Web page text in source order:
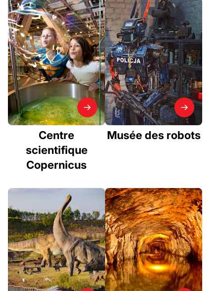
Centre
scientifique
Copernicus
Musée des robots